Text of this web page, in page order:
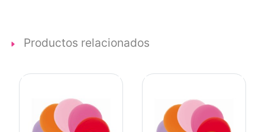
Productos relacionados